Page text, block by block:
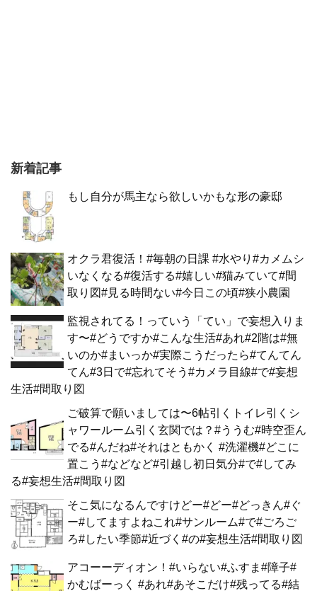
新着記事
もし自分が馬主なら欲しいかもな形の豪邸
オクラ君復活！#毎朝の日課 #水やり#カメムシ
いなくなる#復活する#嬉しい#猫みていて#間
取り図#見る時間ない#今日この頃#狭小農園
監視されてる！っていう「てい」で妄想入りま
す〜#どうですか#こんな生活#あれ#2階は#無
いのか#まいっか#実際こうだったら#てんてん
てん#3日で#忘れてそう#カメラ目線#で#妄想
生活#間取り図
ご破算で願いましては〜6帖引くトイレ引くシ
ャワールーム引く玄関では？#ううむ#時空歪ん
でる#んだね#それはともかく #洗濯機#どこに
置こう#などなど#引越し初日気分#で#してみ
る#妄想生活#間取り図
そこ気になるんですけどー#どー#どっきん#ぐ
ー#してますよねこれ#サンルーム#で#ごろご
ろ#したい季節#近づく#の#妄想生活#間取り図
アコーーディオン！#いらない#ふすま#障子#
かむばーっく #あれ#あそこだけ#残ってる#結